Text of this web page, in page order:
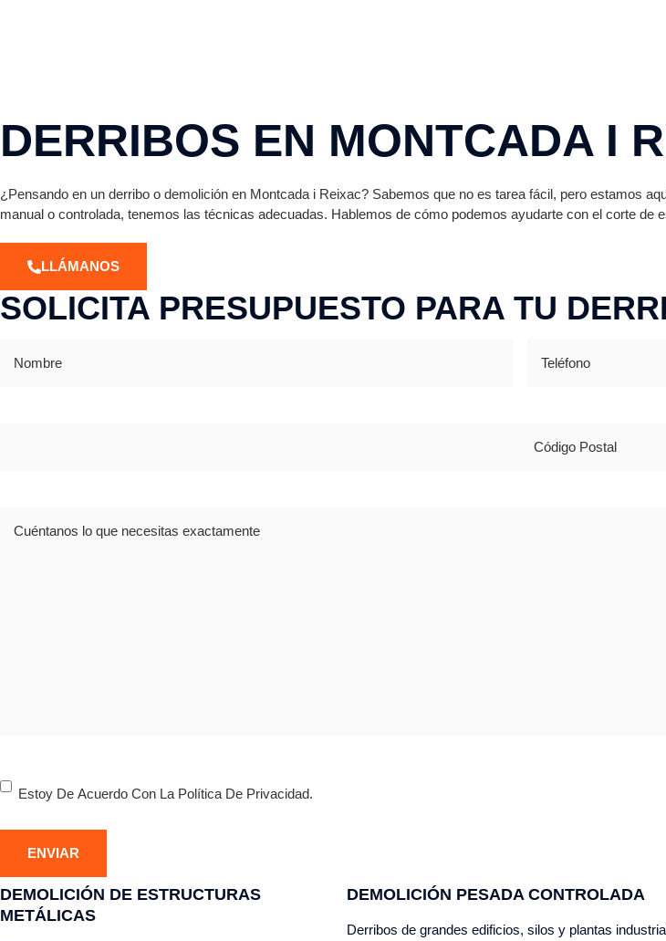
DERRIBOS EN MONTCADA I
¿Pensando en un derribo o demolición en Montcada i Reixac? Sabemos que no es tarea fácil, pero estamos
manual o controlada, tenemos las técnicas adecuadas. Hablemos de cómo podemos ayudarte con el corte de
LLÁMANOS
SOLICITA PRESUPUESTO PARA TU
Consentimiento
Estoy De Acuerdo Con La Política De Privacidad.
DEMOLICIÓN DE ESTRUCTURAS
METÁLICAS
DEMOLICIÓN PESADA CONTROLADA
Derribos de grandes edificios, silos y plantas